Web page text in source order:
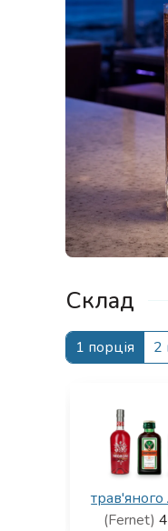
Склад
1 порція 2
трав'яного
(Fernet)